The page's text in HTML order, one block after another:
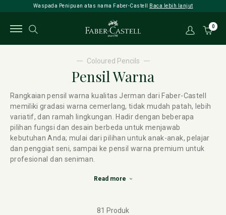
Waspada Penipuan atas nama Faber-Castell Baca lebih lanjut
0
Coloured Pencils
Pensil Warna
Rangkaian pensil warna kualitas Jerman dari Faber-Castell
memiliki gradasi warna cemerlang, tidak mudah patah, lebih
variatif, dan ramah lingkungan. Hadir dengan beberapa
pilihan fungsi dan desain berbeda untuk menjawab
kebutuhan Anda; mulai dari pilihan untuk anak-anak, pelajar
dan penggiat seni, sampai ke pensil warna premium untuk
profesional dan seniman.
Read more
81 Produk